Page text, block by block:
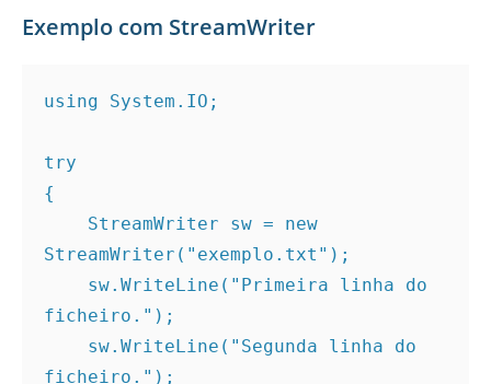
Exemplo com StreamWriter
using System.IO;
try
{
StreamWriter("exemplo.txt");
ficheiro.");
ficheiro.");